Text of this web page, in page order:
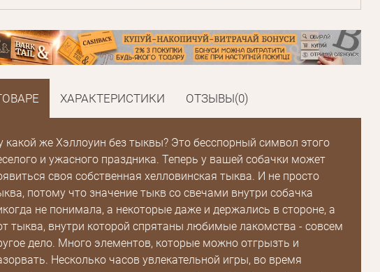
ХАРАКТЕРИСТИКИ ОТЗЫВЫ(0)
какой же Хэллоуин без тыквы? Это бесспорный символ этого
и ужасного праздника. Теперь у вашей собачки может
своя собственная хелловинская тыква. И не просто
потому что значение тыкв со свечами внутри собачка
не понимала, а некоторые даже и держались в стороне, а
тыква, внутри которой спрятаны любимые лакомства - совсем
дело. Много элементов, которые можно отгрызть и
Несколько часов увлекательной игры, во время